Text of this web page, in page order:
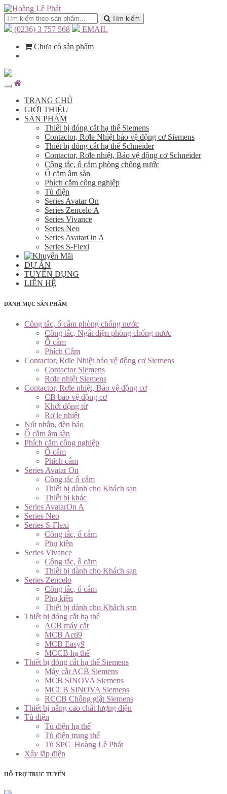
Tìm kiếm
(0236) 3 757 568
EMAIL
Chưa có sản phẩm
TRANG CHỦ
GIỚI THIỆU
SẢN PHẨM
Thiết bị đóng cắt hạ thế Siemens
Contactor, Rơle Nhiệt bảo vệ động cơ Siemens
Thiết bị đóng cắt hạ thế Schneider
Contactor, Rơle nhiệt, Bảo vệ động cơ Schneider
Công tắc, ổ cắm phòng chống nước
Ổ cắm âm sàn
Phích cắm công nghiệp
Tủ điện
Series Avatar On
Series Zencelo A
Series Vivance
Series Neo
Series AvatarOn A
Series S-Flexi
DỰ ÁN
TUYỂN DỤNG
LIÊN HỆ
DANH MỤC SẢN PHẨM
Công tắc, ổ cắm phòng chống nước
Công tắc, Ngắt điện phòng chống nước
Ổ cắm
Phích Cắm
Contactor, Rơle Nhiệt bảo vệ động cơ Siemens
Contactor Siemens
Rơle nhiệt Siemens
Contactor, Rơle nhiệt, Bảo vệ động cơ
CB bảo vệ động cơ
Khởi động từ
Rơ le nhiệt
Nút nhấn, đèn báo
Ổ cắm âm sàn
Phích cắm công nghiệp
Ổ cắm
Phích cắm
Series Avatar On
Công tắc ổ cắm
Thiết bị dành cho Khách sạn
Thiết bị khác
Series AvatarOn A
Series Neo
Series S-Flexi
Công tắc, ổ cắm
Phụ kiện
Series Vivance
Công tắc, ổ cắm
Thiết bị dành cho Khách sạn
Series Zencelo
Công tắc, ổ cắm
Phụ kiện
Thiết bị dành cho Khách sạn
Thiết bị đóng cắt hạ thế
ACB máy cắt
MCB Acti9
MCB Easy9
MCCB hạ thế
Thiết bị đóng cắt hạ thế Siemens
Máy cắt ACB Siemens
MCB SINOVA Siemens
MCCB SINOVA Siemens
RCCB Chống giật Siemens
Thiết bị nâng cao chất lượng điện
Tủ điện
Tủ điện hạ thế
Tủ điện trung thế
Tủ SPC_Hoàng Lê Phát
Xây lắp điện
HỖ TRỢ TRỰC TUYẾN